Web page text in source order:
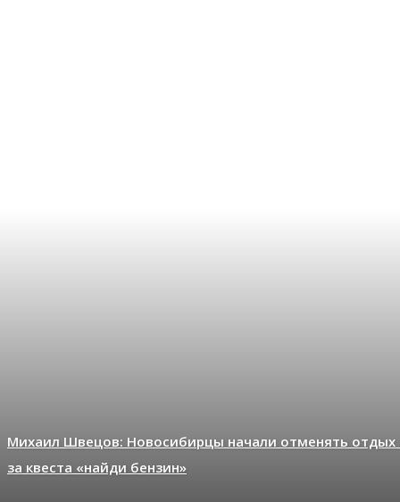
Михаил Швецов: Новосибирцы начали отменять отдых
за квеста «найди бензин»